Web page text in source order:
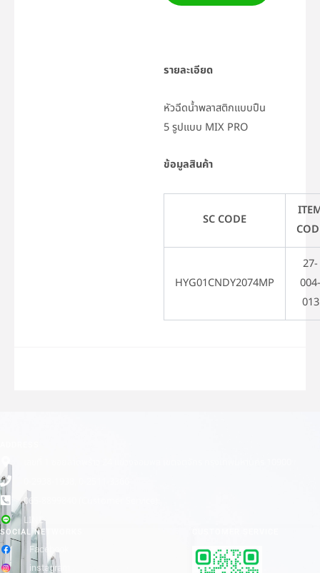
รายละเอียด
หัวฉีดน้ำพลาสติกแบบปืน
5 รูปแบบ MIX PRO
ข้อมูลสินค้า
SC CODE
HYG01CNDY2074MP
27-
013
065-8899840 (Customer Service)
LINE
SOCIAL NETWORKS
Facebook
instagram